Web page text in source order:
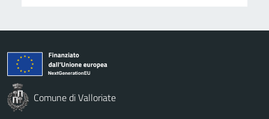
Comune di Valloriate